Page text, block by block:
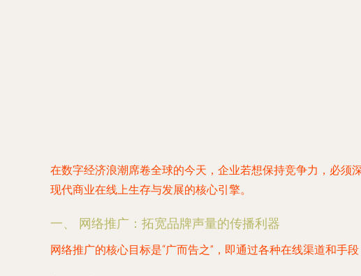
在数字经济浪潮席卷全球的今天，企业若想保持竞争力，必须
现代商业在线上生存与发展的核心引擎。
一、 网络推广：拓宽品牌声量的传播利器
网络推广的核心目标是“广而告之”，即通过各种在线渠道和手